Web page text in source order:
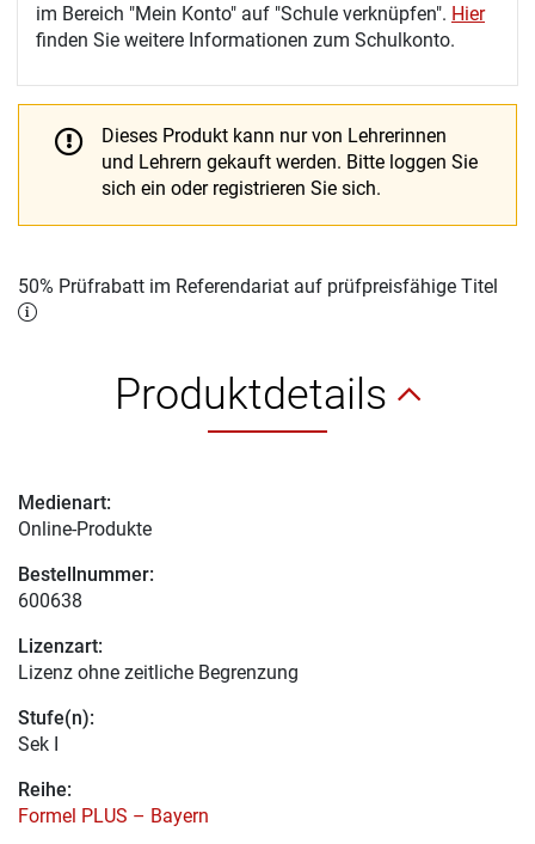
im Bereich "Mein Konto" auf "Schule verknüpfen". Hier
finden Sie weitere Informationen zum Schulkonto.
Dieses Produkt kann nur von Lehrerinnen
und Lehrern gekauft werden. Bitte loggen Sie
sich ein oder registrieren Sie sich.
50% Prüfrabatt im Referendariat auf prüfpreisfähige Titel
Produktdetails
Medienart:
Online-Produkte
Bestellnummer:
600638
Lizenzart:
Lizenz ohne zeitliche Begrenzung
Stufe(n):
Sek I
Reihe:
Formel PLUS – Bayern